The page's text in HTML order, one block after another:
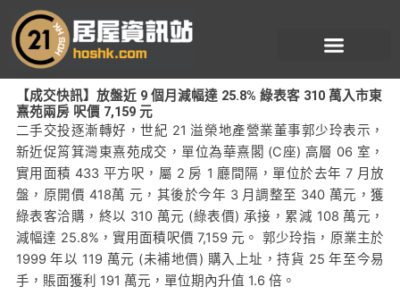
至
【成交快訊】放盤近 9 個月減幅達 25.8% 綠表客 310 萬入市東
熹苑兩房 呎價 7,159 元
二手交投逐漸轉好，世紀 21 溢榮地產營業董事郭少玲表示，
新近促筲箕灣東熹苑成交，單位為華熹閣 (C座) 高層 06 室，
實用面積 433 平方呎，屬 2 房 1 廳間隔，單位於去年 7 月放
盤，原開價 418萬 元，其後於今年 3 月調整至 340 萬元，獲
綠表客洽購，終以 310 萬元 (綠表價) 承接，累減 108 萬元，
減幅達 25.8%，實用面積呎價 7,159 元。 郭少玲指，原業主於
1999 年以 119 萬元 (未補地價) 購入上址，持貨 25 年至今易
手，賬面獲利 191 萬元，單位期內升值 1.6 倍。